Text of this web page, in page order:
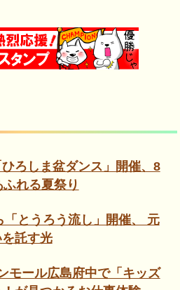
ひろしま盆ダンス」開催、8
れる夏祭り
とうろう流し」開催、 元
託す光
モール広島府中で「キッズ